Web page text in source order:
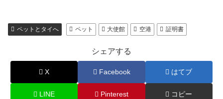
ペットとタイへ ペット 大使館 空港 証明書
シェアする
X Facebook はてブ
LINE Pinterest コピー